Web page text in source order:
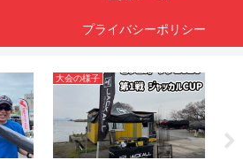
プライバシーポリシー
大会の様子